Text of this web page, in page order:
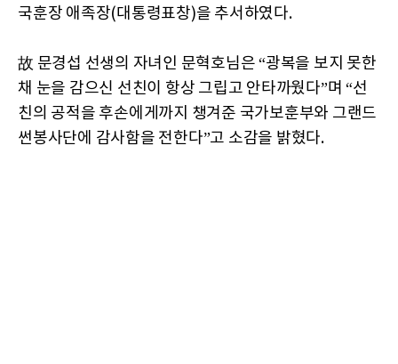
국훈장 애족장(대통령표창)을 추서하였다.
故 문경섭 선생의 자녀인 문혁호님은 “광복을 보지 못한
채 눈을 감으신 선친이 항상 그립고 안타까웠다”며 “선
친의 공적을 후손에게까지 챙겨준 국가보훈부와 그랜드
썬봉사단에 감사함을 전한다”고 소감을 밝혔다.